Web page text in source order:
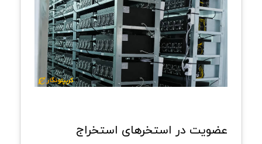
عضویت در استخرهای استخراج